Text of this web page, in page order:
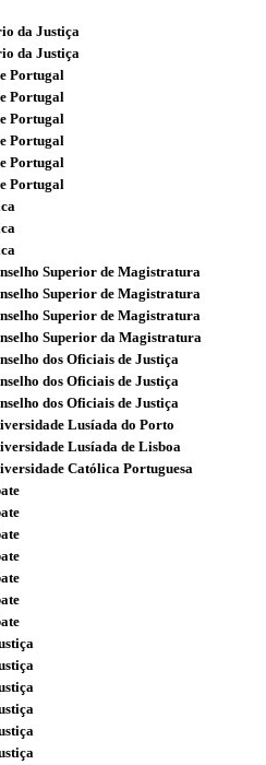
da Justiça
da Justiça
Portugal
Portugal
Portugal
Portugal
Portugal
Portugal
Superior de Magistratura
Superior de Magistratura
Superior de Magistratura
Superior da Magistratura
dos Oficiais de Justiça
dos Oficiais de Justiça
dos Oficiais de Justiça
Lusíada do Porto
Lusíada de Lisboa
Católica Portuguesa